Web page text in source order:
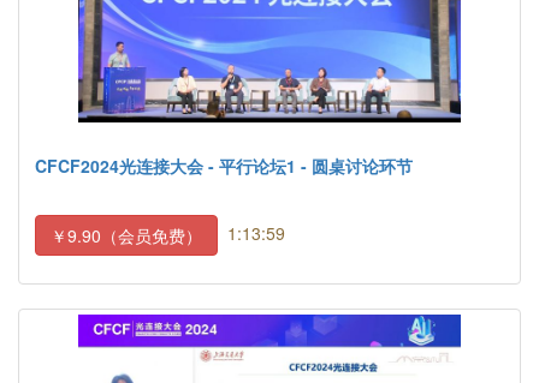
CFCF2024光连接大会 - 平行论坛1 - 圆桌讨论环节
￥9.90（会员免费） 1:13:59